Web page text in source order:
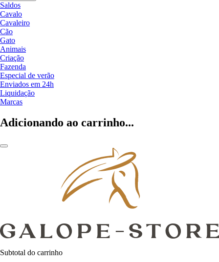
Saldos
Cavalo
Cavaleiro
Cão
Gato
Animais
Criação
Fazenda
Especial de verão
Enviados em 24h
Liquidação
Marcas
Adicionando ao carrinho...
Subtotal do carrinho